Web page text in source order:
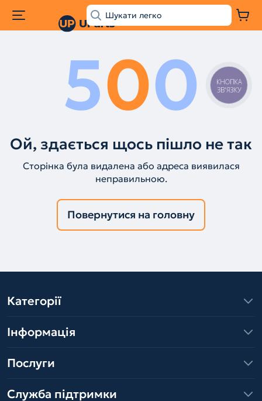
500
Ой, здається щось пішло не так
Сторінка була видалена або адреса виявилася
неправильною.
Повернутися на головну
Категорії
Інформація
Послуги
Служба підтримки
КНОПКА
ЗВ'ЯЗКУ